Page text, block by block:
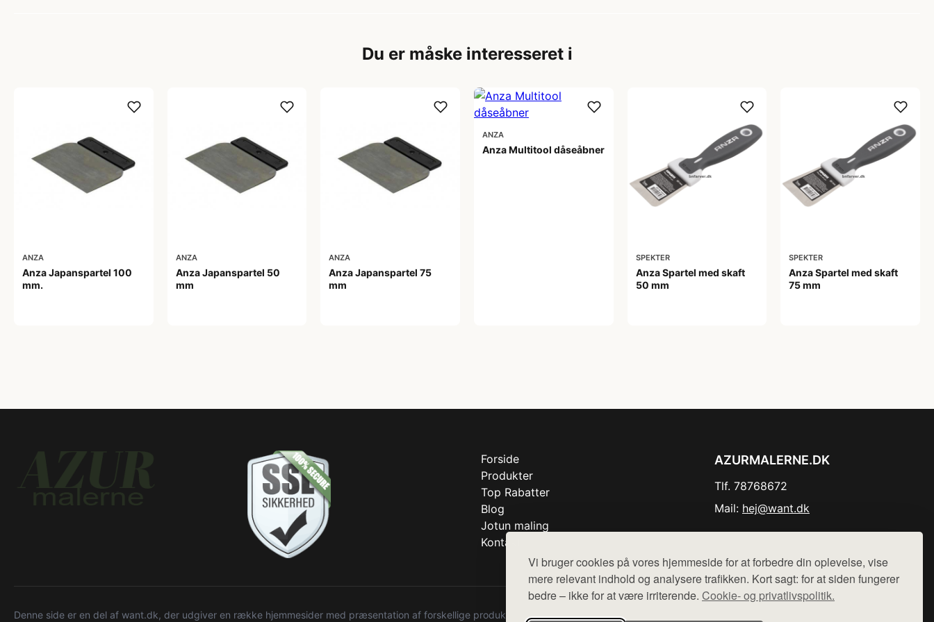
Vi bruger cookies på vores hjemmeside for at forbedre din oplevelse, vise
mere relevant indhold og analysere trafikken. Kort sagt: for at siden fungerer
bedre – ikke for at være irriterende. Cookie- og privatlivspolitik.
Du er måske interesseret i
ANZA
Anza Japanspartel 100
mm.
ANZA
Anza Japanspartel 50
mm
ANZA
Anza Japanspartel 75
mm
ANZA
Anza Multitool dåseåbner
SPEKTER
Anza Spartel med skaft
50 mm
SPEKTER
Anza Spartel med skaft
75 mm
Forside
Produkter
Top Rabatter
Blog
Jotun maling
Kontakt
AZURMALERNE.DK
Tlf. 78768672
Mail: hej@want.dk
Denne side er en del af want.dk, der udgiver en række hjemmesider med præsentation af forskellige produkter fra diverse webshops. Der sælges ikke varer fra denne side - vi henviser til de shops,